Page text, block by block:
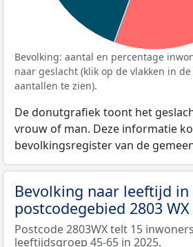
Bevolking: aantal en percentage
naar geslacht (klik op de vlakken in
aantallen te zien).
De donutgrafiek toont het
vrouw of man. Deze informatie
bevolkingsregister van de
Bevolking naar leeftijd
postcodegebied 2803 WX
Postcode 2803WX telt 15
leeftijdsgroep 45-65 in 2025.